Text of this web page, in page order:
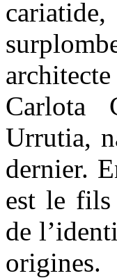
Carlota
Urrutia,
dernier.
est le fils
de
origines.